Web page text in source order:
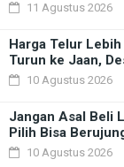
11 Agustus 2026
Harga Telur
Turun ke Jaan,
10 Agustus 2026
Jangan Asal Beli
Pilih Bisa
10 Agustus 2026